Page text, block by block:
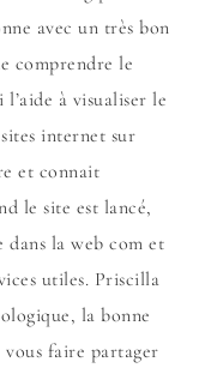
avec un très bon
comprendre le
à visualiser le
internet sur
et connait
le site est lancé,
dans la web com et
utiles. Priscilla
la bonne
vous faire partager